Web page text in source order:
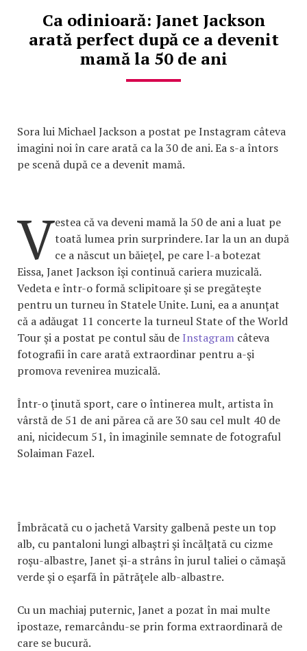
Ca odinioară: Janet Jackson
arată perfect după ce a devenit
mamă la 50 de ani
Sora lui Michael Jackson a postat pe Instagram câteva
imagini noi în care arată ca la 30 de ani. Ea s-a întors
pe scenă după ce a devenit mamă.
Vestea că va deveni mamă la 50 de ani a luat pe
toată lumea prin surprindere. Iar la un an după
ce a născut un băieţel, pe care l-a botezat
Eissa, Janet Jackson îşi continuă cariera muzicală.
Vedeta e într-o formă sclipitoare şi se pregăteşte
pentru un turneu în Statele Unite. Luni, ea a anunţat
că a adăugat 11 concerte la turneul State of the World
Tour şi a postat pe contul său de Instagram câteva
fotografii în care arată extraordinar pentru a-şi
promova revenirea muzicală.
Într-o ţinută sport, care o întinerea mult, artista în
vârstă de 51 de ani părea că are 30 sau cel mult 40 de
ani, nicidecum 51, în imaginile semnate de fotograful
Solaiman Fazel.
Îmbrăcată cu o jachetă Varsity galbenă peste un top
alb, cu pantaloni lungi albaştri şi încălţată cu cizme
roşu-albastre, Janet şi-a strâns în jurul taliei o cămaşă
verde şi o eşarfă în pătrăţele alb-albastre.
Cu un machiaj puternic, Janet a pozat în mai multe
ipostaze, remarcându-se prin forma extraordinară de
care se bucură.